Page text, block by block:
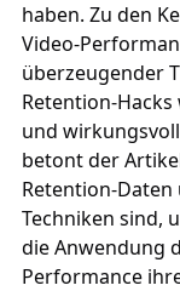
haben. Zu den
Video-
überzeugender
Retention-
und
betont der
Retention-
Techniken sind,
die Anwendung
Performance